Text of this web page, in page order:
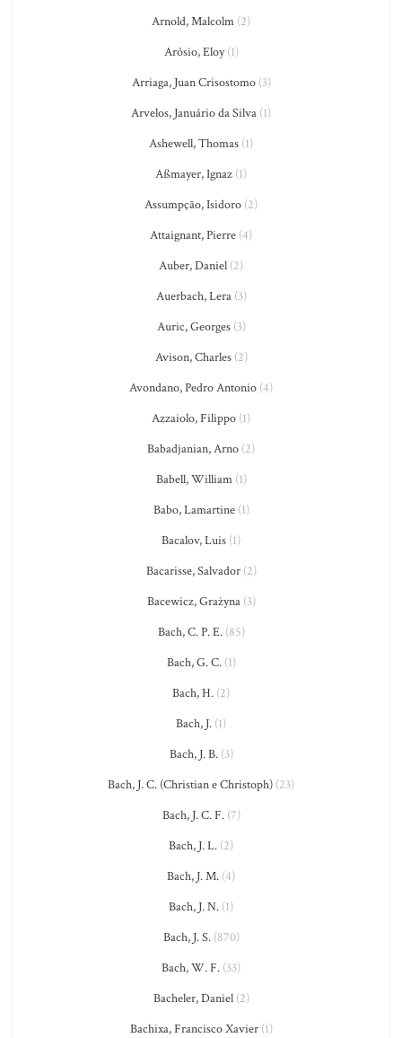
Arnold, Malcolm (2)
Arósio, Eloy(1)
Arriaga, Juan Crisostomo(3)
Arvelos, Januário da Silva (1)
Ashewell, Thomas (1)
Aßmayer, Ignaz (1)
Assumpção, Isidoro (2)
Attaignant, Pierre (4)
Auber, Daniel (2)
Auerbach, Lera(3)
Auric, Georges(3)
Avison, Charles(2)
Avondano, Pedro Antonio (4)
Azzaiolo, Filippo (1)
Babadjanian, Arno (2)
Babell, William(1)
Babo, Lamartine(1)
Bacalov, Luis (1)
Bacarisse, Salvador(2)
Bacewicz, Grażyna(3)
Bach, C. P. E.(85)
Bach, G. C.(1)
Bach, H. (2)
Bach, J. (1)
Bach, J. B.(3)
Bach, J. C. (Christian e Christoph) (23)
Bach, J. C. F.(7)
Bach, J. L. (2)
Bach, J. M. (4)
Bach, J. N. (1)
Bach, J. S.(870)
Bach, W. F. (33)
Bacheler, Daniel(2)
Bachixa, Francisco Xavier(1)